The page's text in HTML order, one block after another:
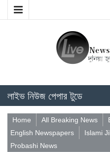
লাইভ নিউজ পেপার টুডে
Home All Breaking News
English Newspapers
Islami
Probashi News